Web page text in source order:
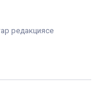
редакциясе